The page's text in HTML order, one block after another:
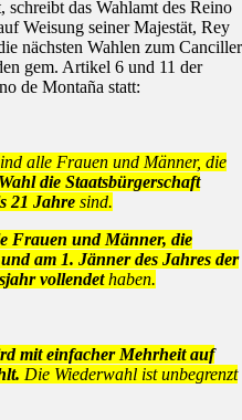
schreibt das Wahlamt des Reino
Weisung seiner Majestät, Rey
nächsten Wahlen zum Canciller
gem. Artikel 6 und 11 der
de Montaña statt:
alle Frauen und Männer, die
die Staatsbürgerschaft
21 Jahre sind.
Frauen und Männer, die
am 1. Jänner des Jahres der
vollendethaben.
mit einfacher Mehrheit auf
Die Wiederwahl ist unbegrenzt